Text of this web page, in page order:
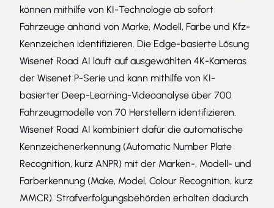
können mithilfe von KI-Technologie ab sofort
Fahrzeuge anhand von Marke, Modell, Farbe und Kfz-
Kennzeichen identifizieren. Die Edge-basierte Lösung
Wisenet Road AI läuft auf ausgewählten 4K-Kameras
der Wisenet P-Serie und kann mithilfe von KI-
basierter Deep-Learning-Videoanalyse über 700
Fahrzeugmodelle von 70 Herstellern identifizieren.
Wisenet Road AI kombiniert dafür die automatische
Kennzeichenerkennung (Automatic Number Plate
Recognition, kurz ANPR) mit der Marken-, Modell- und
Farberkennung (Make, Model, Colour Recognition, kurz
MMCR). Strafverfolgungsbehörden erhalten dadurch